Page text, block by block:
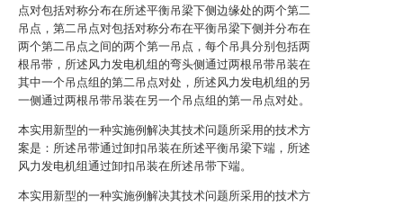
点对包括对称分布在所述平衡吊梁下侧边缘处的两个第二
吊点，第二吊点对包括对称分布在平衡吊梁下侧并分布在
两个第二吊点之间的两个第一吊点，每个吊具分别包括两
根吊带，所述风力发电机组的弯头侧通过两根吊带吊装在
其中一个吊点组的第二吊点对处，所述风力发电机组的另
一侧通过两根吊带吊装在另一个吊点组的第一吊点对处。
本实用新型的一种实施例解决其技术问题所采用的技术方
案是：所述吊带通过卸扣吊装在所述平衡吊梁下端，所述
风力发电机组通过卸扣吊装在所述吊带下端。
本实用新型的一种实施例解决其技术问题所采用的技术方